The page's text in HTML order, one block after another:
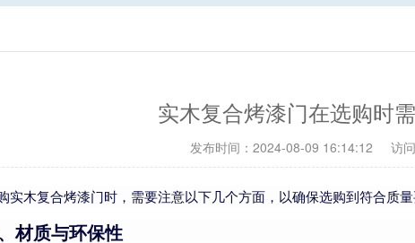
实木复合烤漆门在选购时
发布时间：2024-08-09 16:14:12 访
实木复合烤漆门时，需要注意以下几个方面，以确保选购到符合质
材质与环保性